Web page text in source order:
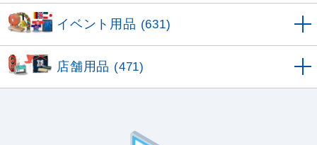
イベント用品 (631)
店舗用品 (471)